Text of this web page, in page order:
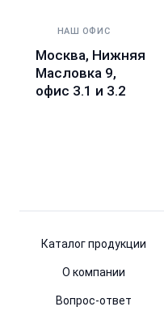
НАШ ОФИС
Москва, Нижняя
Масловка 9,
офис 3.1 и 3.2
Каталог продукции
О компании
Вопрос-ответ